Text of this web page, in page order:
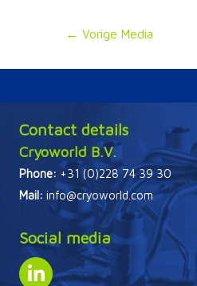
← Vorige Media
Contact details
Cryoworld B.V.
Phone: +31 (0)228 74 39 30
Mail: info@cryoworld.com
Social media